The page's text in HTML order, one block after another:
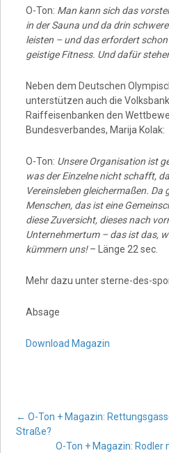
O-Ton: Man kann sich das
in der Sauna und da drin
leisten – und das erfordert
geistige Fitness. Und dafür
Neben dem Deutschen
unterstützen auch die
Raiffeisenbanken den
Bundesverbandes, Marija Kolak:
O-Ton: Unsere Organisation ist
was der Einzelne nicht schafft,
Vereinsleben gleichermaßen. Da
Menschen, das ist eine
diese Zuversicht, dieses nach
Unternehmertum – das ist das,
kümmern uns!– Länge 22 sec.
Mehr dazu unter sterne-des-
Absage
Download Magazin
Post
← O-Ton + Magazin:
Straße?
O-Ton + Magazin: Rodler